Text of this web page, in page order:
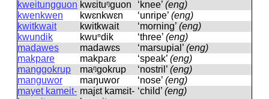
kweitungguon kwɛituᵑɡuon ‘knee’ (eng)
kwenkwen
kwɛnkwɛn ‘unripe’ (eng)
kwitkwait
kwitkwait ‘morning’ (eng)
kwundik
kwuⁿdik ‘three’ (eng)
madawes
madawɛs ‘marsupial’ (eng)
makpare
makpaɾɛ ‘speak’ (eng)
manggokrup
maᵑɡokɾup ‘nostril’ (eng)
manguwor
maŋuwoɾ ‘nose’ (eng)
mayet kameit- majɛt kamɛit- ‘child’ (eng)